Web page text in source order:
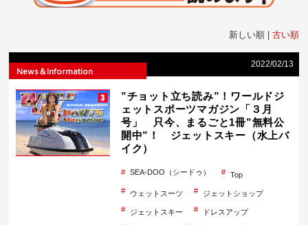
新しい順 | 古い順
2022/02/13
News＆Information
”チョット立ち読み”！ワールドジ
ェットスポーツマガジン「３月
号」 只今、まるごと1冊”無料公
開中”！ ジェットスキー（水上バ
イク）
SEA-DOO（シードゥ） Top
ウェットスーツ ジェットショップ
ジェットスキー ドレスアップ